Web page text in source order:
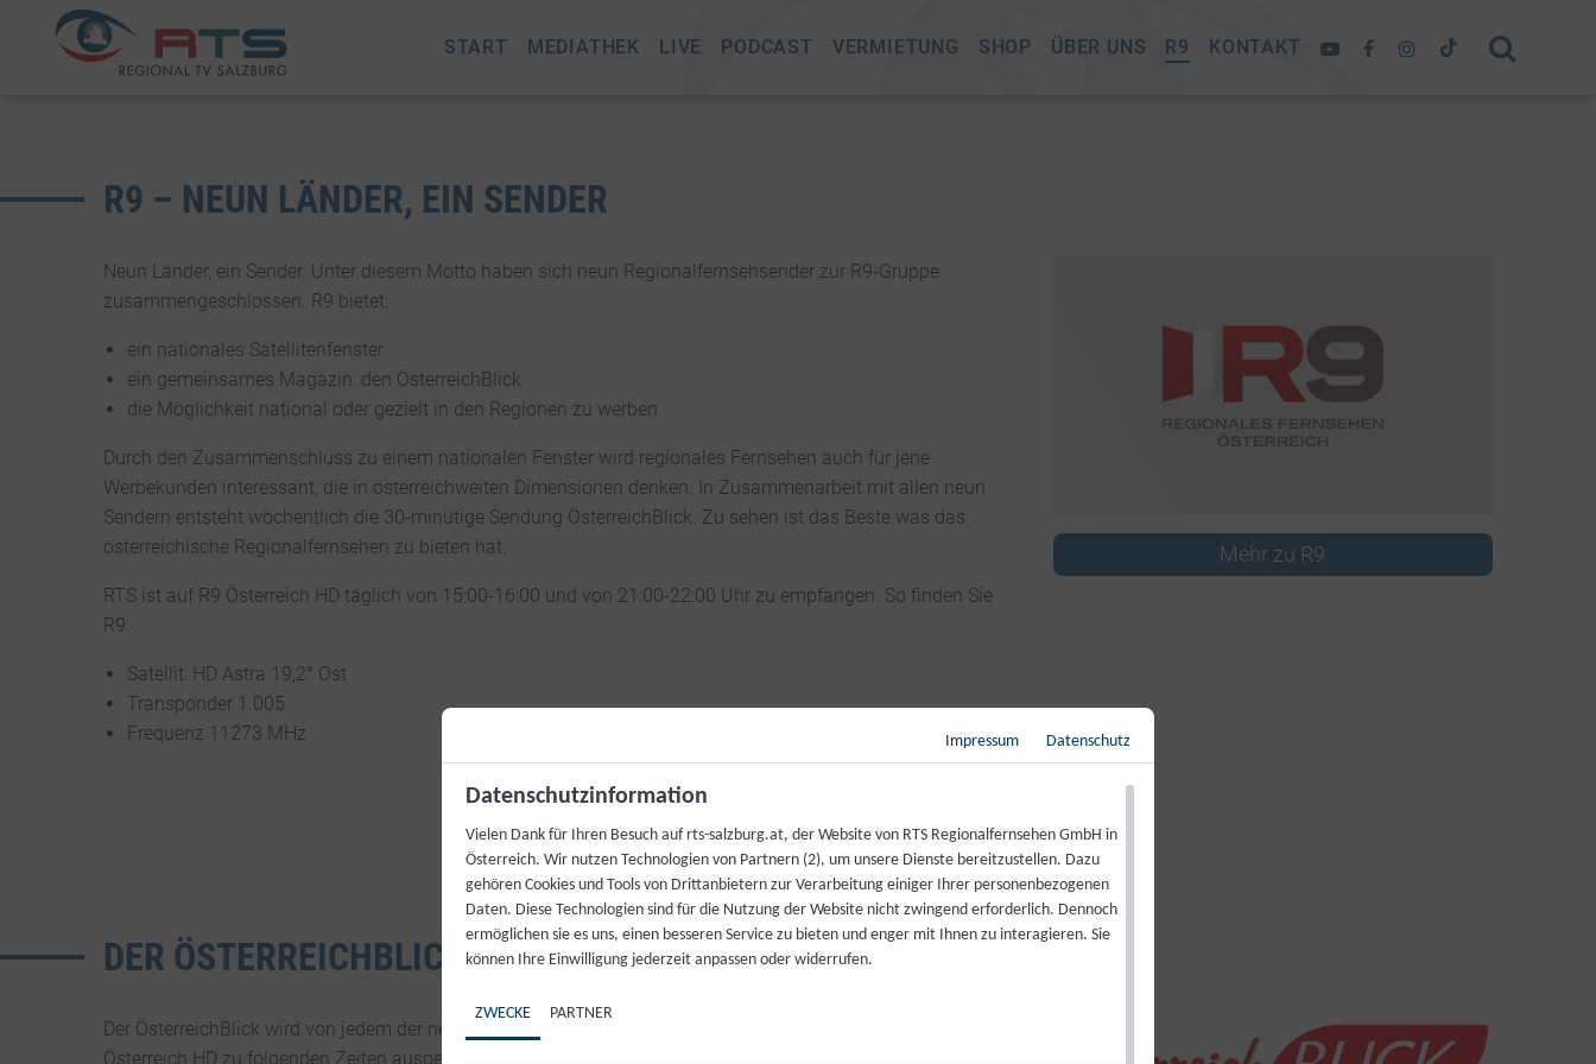
START MEDIATHEK LIVE PODCAST VERMIETUNG SHOP ÜBER UNS R9 KONTAKT
R9 – NEUN LÄNDER, EIN SENDER
Neun Länder, ein Sender. Unter diesem Motto haben sich neun Regionalfernsehsender zur R9-Gruppe
zusammengeschlossen. R9 bietet:
ein nationales Satellitenfenster
ein gemeinsames Magazin: den ÖsterreichBlick
die Möglichkeit national oder gezielt in den Regionen zu werben
Durch den Zusammenschluss zu einem nationalen Fenster wird regionales Fernsehen auch für jene
Werbekunden interessant, die in österreichweiten Dimensionen denken. In Zusammenarbeit mit allen neun
Sendern entsteht wöchentlich die 30-minütige Sendung ÖsterreichBlick. Zu sehen ist das Beste was das
österreichische Regionalfernsehen zu bieten hat.
RTS ist auf R9 Österreich HD täglich von 15:00-16:00 und von 21:00-22:00 Uhr zu empfangen. So finden Sie
R9:
Satellit: HD Astra 19,2° Ost
Transponder 1.005
Frequenz 11273 MHz
Mehr zu R9
DER ÖSTERREICH­BLICK
Der ÖsterreichBlick wird von jedem der neun Regionalsender und über das gemeinsame Satellitenfenster R9
Österreich HD zu folgenden Zeiten ausgestrahlt:
Impressum Datenschutz
Datenschutzinformation
Vielen Dank für Ihren Besuch auf rts-salzburg.at, der Website von RTS Regionalfernsehen GmbH in
Österreich. Wir nutzen Technologien von Partnern (2), um unsere Dienste bereitzustellen. Dazu
gehören Cookies und Tools von Drittanbietern zur Verarbeitung einiger Ihrer personenbezogenen
Daten. Diese Technologien sind für die Nutzung der Website nicht zwingend erforderlich. Dennoch
ermöglichen sie es uns, einen besseren Service zu bieten und enger mit Ihnen zu interagieren. Sie
können Ihre Einwilligung jederzeit anpassen oder widerrufen.
ZWECKE PARTNER